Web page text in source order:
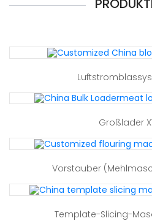
Großlader
Vorstauber
Template-Slicing-